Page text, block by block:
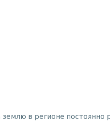
в регионе постоянно